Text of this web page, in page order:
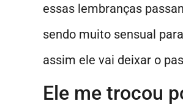
essas lembranças
sendo muito sensual
assim ele vai deixar o
Ele me trocou